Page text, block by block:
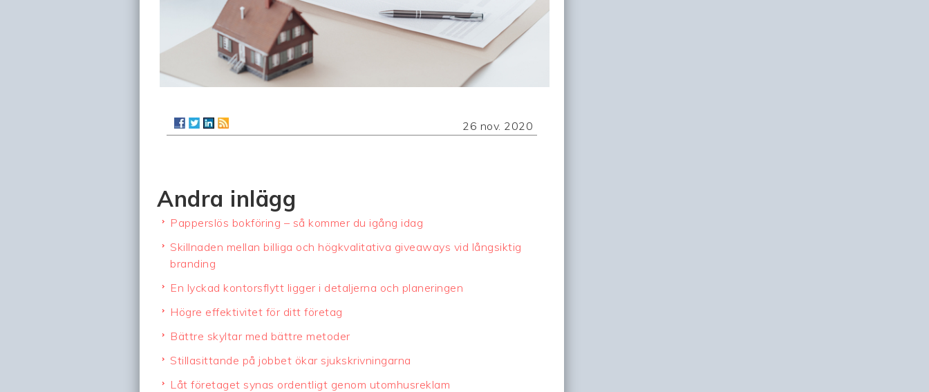
26 nov. 2020
Andra inlägg
Papperslös bokföring – så kommer du igång idag
Skillnaden mellan billiga och högkvalitativa giveaways vid långsiktig
branding
En lyckad kontorsflytt ligger i detaljerna och planeringen
Högre effektivitet för ditt företag
Bättre skyltar med bättre metoder
Stillasittande på jobbet ökar sjukskrivningarna
Låt företaget synas ordentligt genom utomhusreklam